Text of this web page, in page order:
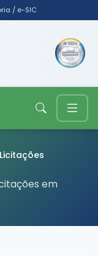
/ e-SIC
em